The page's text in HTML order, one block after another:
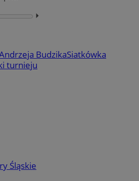
⏵︎
BudzikaSiatkówka
turnieju
Śląskie